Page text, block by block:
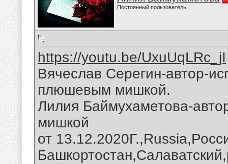
Постоянный пользователь
https://youtu.be/UxuUqLRc_jI
Вячеслав Серегин-автор-
плюшевым мишкой.
Лилия Баймухаметова-
мишкой
от